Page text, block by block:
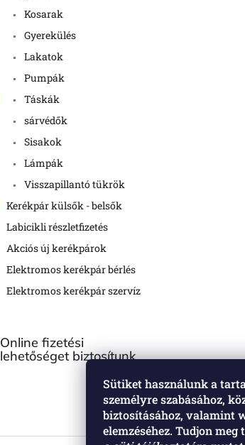
Sütiket használunk a
személyre szabásához,
biztosításához, valamint
elemzéséhez. Tudjon meg
Kosarak
Gyerekülés
Lakatok
Pumpák
Táskák
sárvédők
Sisakok
Lámpák
Visszapillantó tükrök
Kerékpár külsők - belsők
Labicikli részletfizetés
Akciós új kerékpárok
Elektromos kerékpár bérlés
Elektromos kerékpár szervíz
Online fizetési
lehetőséget biztosítunk